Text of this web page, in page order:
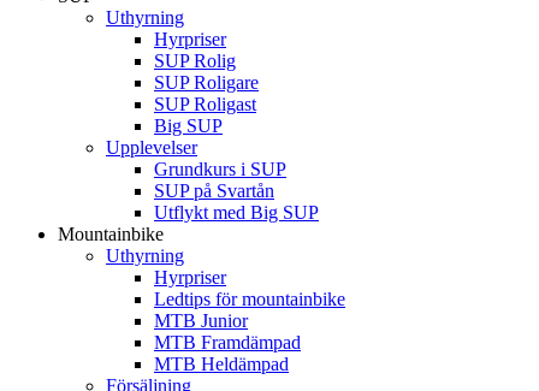
Uthyrning
Hyrpriser
SUP Rolig
SUP Roligare
SUP Roligast
Big SUP
Upplevelser
Grundkurs i SUP
SUP på Svartån
Utflykt med Big SUP
Mountainbike
Uthyrning
Hyrpriser
Ledtips för mountainbike
MTB Junior
MTB Framdämpad
MTB Heldämpad
Försäljning